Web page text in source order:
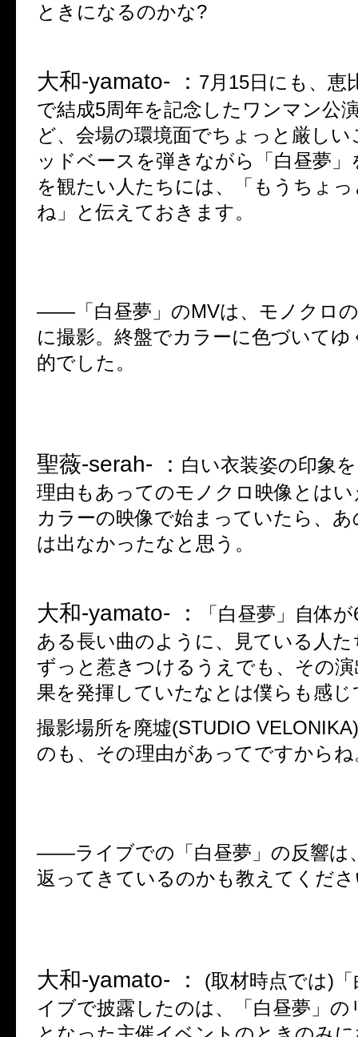
ときになるのかな?
大和-yamato- ： 7月 15日にも、恵
で結成5周年を記念したワンマン公
ど、会場の環境面でちょっと厳し
ッドベースを弾きながら「白昼夢」
を観たい人たちには、「もうちょ
ね」と伝えておきます。
―― 「白昼夢」のMVは、モノクロ
に撮影。終盤でカラーに色づいてゆ
的でした。
聖薇-serah- ： 白い衣装姿の印象
理由もあってのモノクロ映像とは
カラーの映像で始まっていたら、
は出なかったなと思う。
大和-yamato- ： 「白昼夢」自体が
ある長い曲のように、見ている人
ずっと惹きつけるうえでも、その
果を発揮していたなとは僕らも感
撮影場所を廃墟(STUDIO VELONIKA)
のも、その理由があってですからね
――ライブでの「白昼夢」の反響は
返ってきているのかも教えてくだ
大和-yamato- ： (取材時点では)
イブで披露したのは、「白昼夢」の